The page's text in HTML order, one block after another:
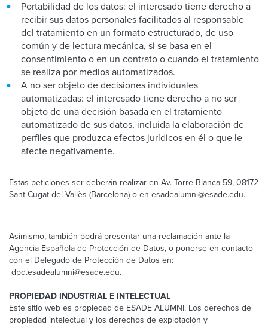
Portabilidad de los datos: el interesado tiene derecho a
recibir sus datos personales facilitados al responsable
del tratamiento en un formato estructurado, de uso
común y de lectura mecánica, si se basa en el
consentimiento o en un contrato o cuando el tratamiento
se realiza por medios automatizados.
A no ser objeto de decisiones individuales
automatizadas: el interesado tiene derecho a no ser
objeto de una decisión basada en el tratamiento
automatizado de sus datos, incluida la elaboración de
perfiles que produzca efectos jurídicos en él o que le
afecte negativamente.
Estas peticiones ser deberán realizar en Av. Torre Blanca 59, 08172
Sant Cugat del Vallès (Barcelona) o en esadealumni@esade.edu.
Asimismo, también podrá presentar una reclamación ante la
Agencia Española de Protección de Datos, o ponerse en contacto
con el Delegado de Protección de Datos en:
dpd.esadealumni@esade.edu.
PROPIEDAD INDUSTRIAL E INTELECTUAL
Este sitio web es propiedad de ESADE ALUMNI. Los derechos de
propiedad intelectual y los derechos de explotación y